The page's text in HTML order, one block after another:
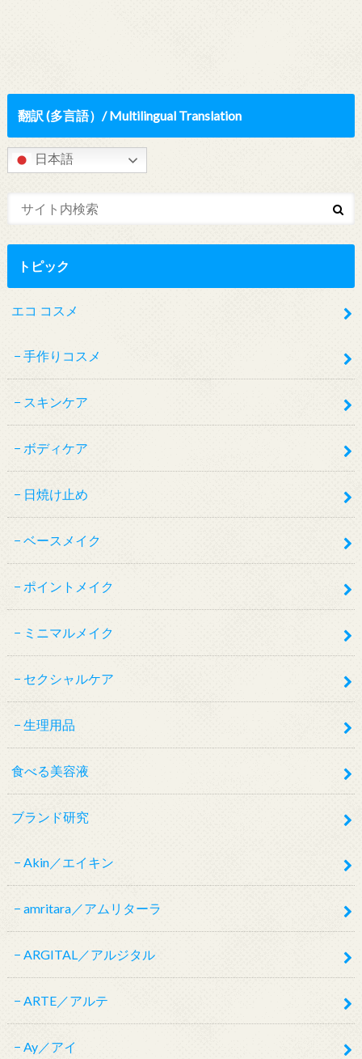
翻訳 (多言語）/ Multilingual Translation
日本語
トピック
エコ コスメ
手作りコスメ
スキンケア
ボディケア
日焼け止め
ベースメイク
ポイントメイク
ミニマルメイク
セクシャルケア
生理用品
食べる美容液
ブランド研究
Akin／エイキン
amritara／アムリターラ
ARGITAL／アルジタル
ARTE／アルテ
Ay／アイ